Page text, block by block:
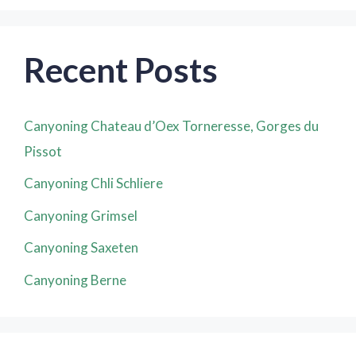
Recent Posts
Canyoning Chateau d’Oex Torneresse, Gorges du
Pissot
Canyoning Chli Schliere
Canyoning Grimsel
Canyoning Saxeten
Canyoning Berne